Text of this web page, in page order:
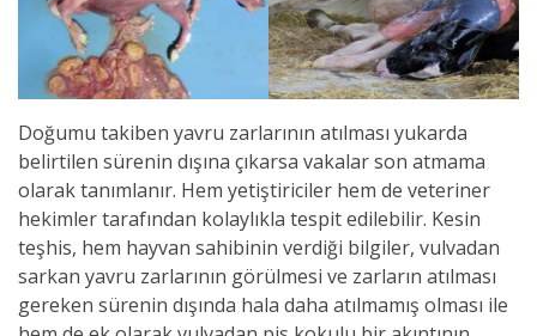
Doğumu takiben yavru zarlarının atılması yukarda
belirtilen sürenin dışına çıkarsa vakalar son atmama
olarak tanımlanır. Hem yetiştiriciler hem de veteriner
hekimler tarafından kolaylıkla tespit edilebilir. Kesin
teşhis, hem hayvan sahibinin verdiği bilgiler, vulvadan
sarkan yavru zarlarının görülmesi ve zarların atılması
gereken sürenin dışında hala daha atılmamış olması ile